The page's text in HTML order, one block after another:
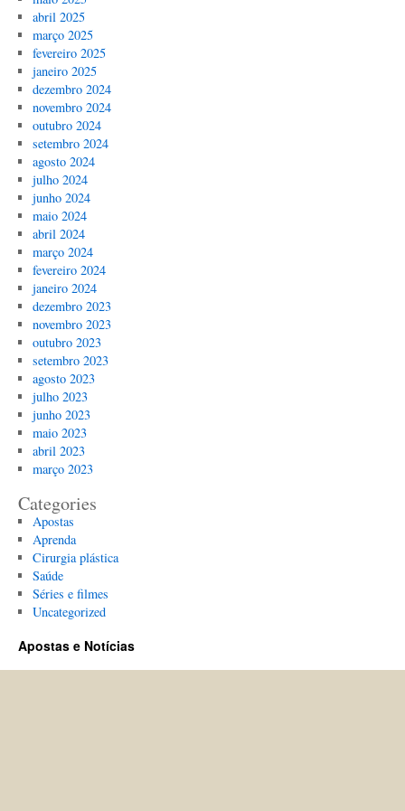
abril 2025
março 2025
fevereiro 2025
janeiro 2025
dezembro 2024
novembro 2024
outubro 2024
setembro 2024
agosto 2024
julho 2024
junho 2024
maio 2024
abril 2024
março 2024
fevereiro 2024
janeiro 2024
dezembro 2023
novembro 2023
outubro 2023
setembro 2023
agosto 2023
julho 2023
junho 2023
maio 2023
abril 2023
março 2023
Categories
Apostas
Aprenda
Cirurgia plástica
Saúde
Séries e filmes
Uncategorized
Apostas e Notícias